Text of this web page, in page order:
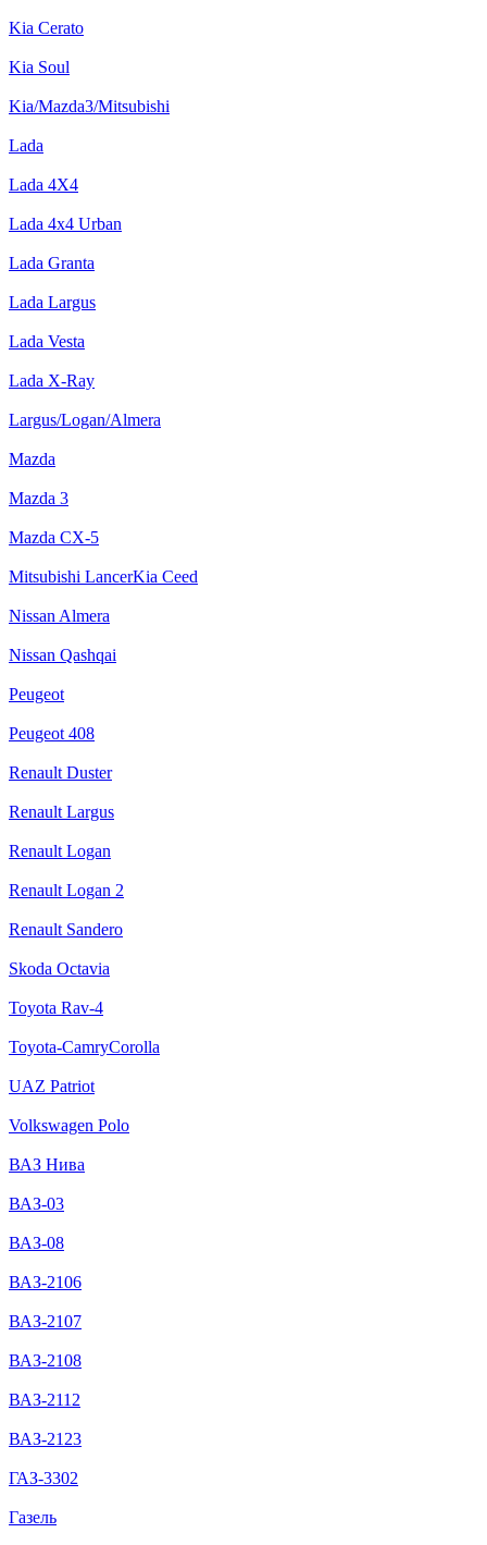
Kia Cerato
Kia Soul
Kia/Mazda3/Mitsubishi
Lada
Lada 4X4
Lada 4x4 Urban
Lada Granta
Lada Largus
Lada Vesta
Lada X-Ray
Largus/Logan/Almera
Mazda
Mazda 3
Mazda CX-5
Mitsubishi LancerKia Ceed
Nissan Almera
Nissan Qashqai
Peugeot
Peugeot 408
Renault Duster
Renault Largus
Renault Logan
Renault Logan 2
Renault Sandero
Skoda Octavia
Toyota Rav-4
Toyota-CamryCorolla
UAZ Patriot
Volkswagen Polo
ВАЗ Нива
ВАЗ-03
ВАЗ-08
ВАЗ-2106
ВАЗ-2107
ВАЗ-2108
ВАЗ-2112
ВАЗ-2123
ГАЗ-3302
Газель